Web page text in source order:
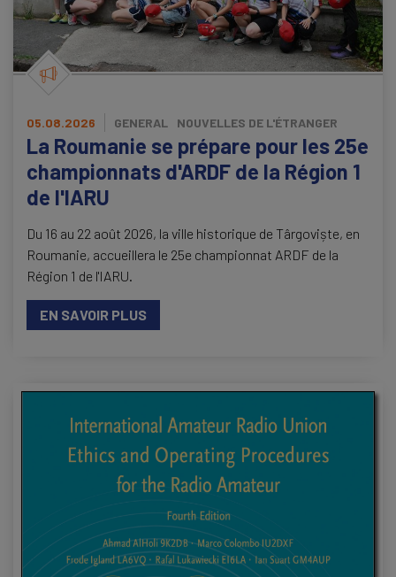
05.08.2026 GENERAL NOUVELLES DE L'ÉTRANGER
La Roumanie se prépare pour les 25e
championnats d'ARDF de la Région 1
de l'IARU
Du 16 au 22 août 2026, la ville historique de Târgoviște, en
Roumanie, accueillera le 25e championnat ARDF de la
Région 1 de l'IARU.
EN SAVOIR PLUS